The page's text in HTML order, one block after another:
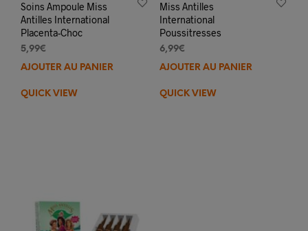
Soins Ampoule Miss
Antilles International
Placenta-Choc
5,99€
AJOUTER AU PANIER
QUICK VIEW
Miss Antilles
International
Poussitresses
6,99€
AJOUTER AU PANIER
QUICK VIEW